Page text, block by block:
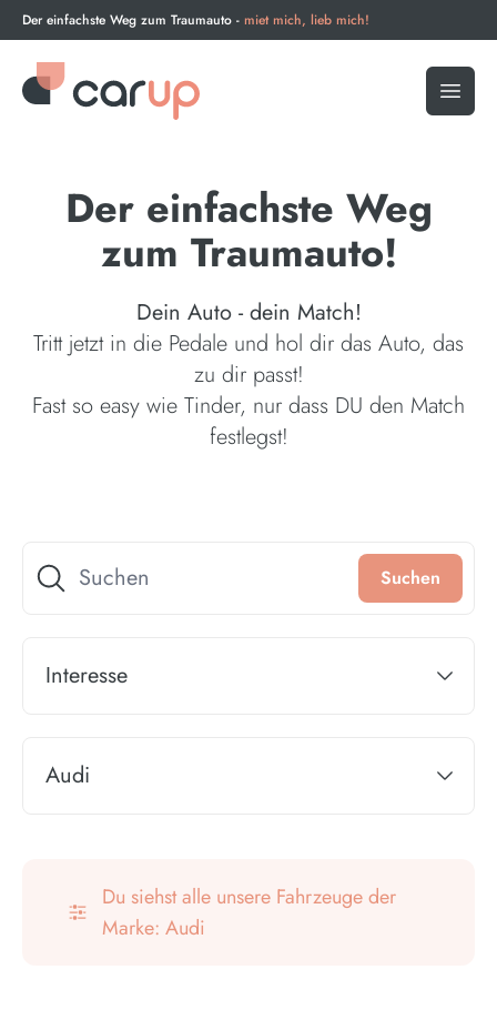
Der einfachste Weg zum Traumauto - miet mich, lieb mich!
Open
Der einfachste Weg
zum Traumauto!
Dein Auto - dein Match!
Tritt jetzt in die Pedale und hol dir das Auto, das
zu dir passt!
Fast so easy wie Tinder, nur dass DU den Match
festlegst!
Interesse
Audi
Du siehst alle unsere Fahrzeuge der
Marke: Audi